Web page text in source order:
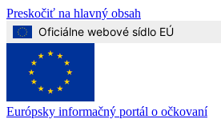
Preskočiť na hlavný obsah
Oficiálne webové sídlo EÚ
Európsky informačný portál o očkovaní